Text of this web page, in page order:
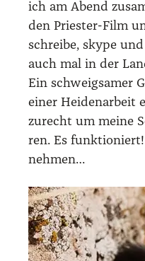
ich am Abend
den Pries­ter-Film
schrei­be, sky­pe
auch mal in der
Ein schweig­sa­mer
einer Hei­den­ar­beit
zurecht um mei­ne
ren. Es
neh­men…